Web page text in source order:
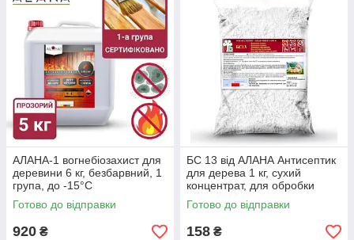
АЛАНА-1 вогнебіозахист для
деревини 6 кг, безбарвний, 1
група, до -15°C
Готово до відправки
920 ₴
БС 13 від АЛАНА Антисептик
для дерева 1 кг, сухий
концентрат, для обробки
деревини всередині
приміщень 1:9
Готово до відправки
158 ₴